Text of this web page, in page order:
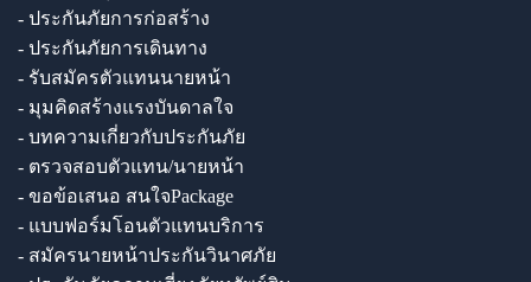
- ประกันภัยการก่อสร้าง
- ประกันภัยการเดินทาง
- รับสมัครตัวแทนนายหน้า
- มุมคิดสร้างแรงบันดาลใจ
- บทความเกี่ยวกับประกันภัย
- ตรวจสอบตัวแทน/นายหน้า
- ขอข้อเสนอ สนใจPackage
- แบบฟอร์มโอนตัวแทนบริการ
- สมัครนายหน้าประกันวินาศภัย